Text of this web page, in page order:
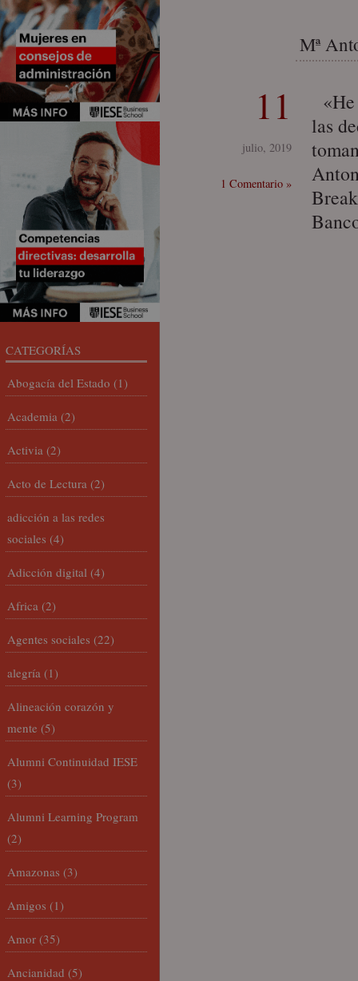
Revolución
Industrial:
oportunidades
Mª
11
julio, 2019
1 Comentario »
las
CATEGORÍAS
Abogacía del Estado (1)
Academia (2)
Activia (2)
Acto de Lectura (2)
adicción a las redes
sociales (4)
Adicción digital (4)
Africa (2)
Agentes sociales (22)
alegría (1)
Alineación corazón y
mente (5)
Alumni Continuidad IESE
(3)
Alumni Learning Program
(2)
Amazonas (3)
Amigos (1)
Amor (35)
Ancianidad (5)